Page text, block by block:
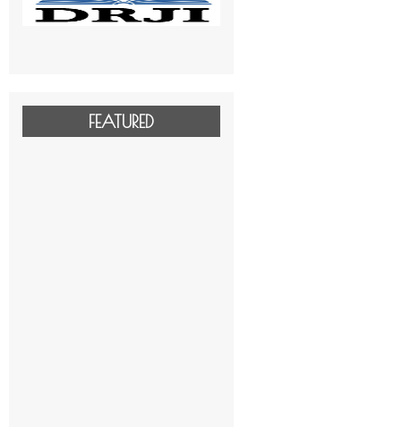
FEATURED